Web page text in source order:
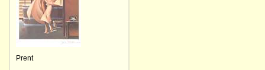
Prent